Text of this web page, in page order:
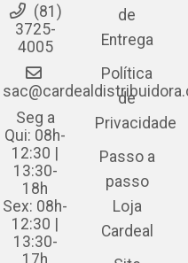
(81)
3725-
4005
Seg a
Qui: 08h-
12:30 |
13:30-
18h
Sex: 08h-
12:30 |
13:30-
17h
de
Entrega
Política
de
Privacidade
Passo a
passo
Loja
Cardeal